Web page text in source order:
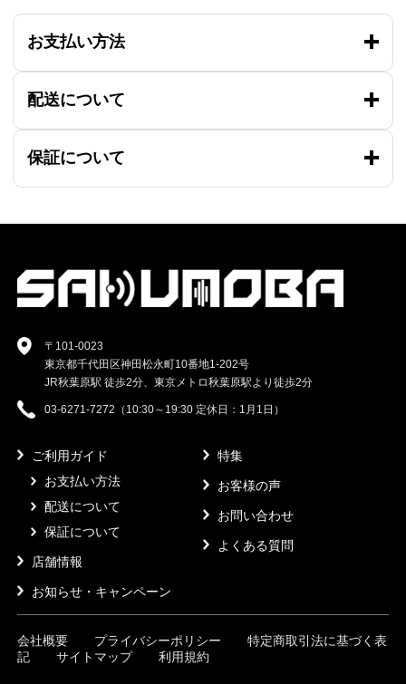
お支払い方法
配送について
保証について
〒101-0023
東京都千代田区神田松永町10番地1-202号
JR秋葉原駅 徒歩2分、東京メトロ秋葉原駅より徒歩2分
03-6271-7272（10:30～19:30 定休日：1月1日）
ご利用ガイド
お支払い方法
配送について
保証について
店舗情報
お知らせ・キャンペーン
特集
お客様の声
お問い合わせ
よくある質問
会社概要 プライバシーポリシー
特定商取引法に基づく表
記
サイトマップ 利用規約